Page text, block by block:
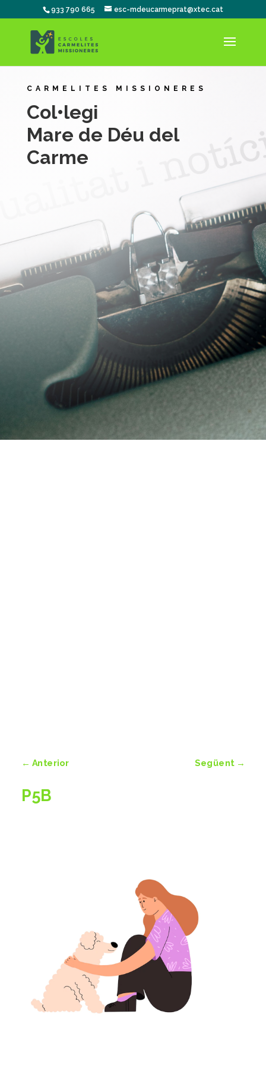
933 790 665 esc-mdeucarmeprat@xtec.cat
CARMELITES MISSIONERES
Col•legi
Mare de Déu del
Carme
← Anterior Següent→
P5B